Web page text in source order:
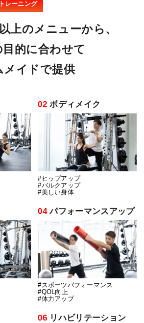
レーニング
上のメニューから、
目的に合わせて
メイドで提供
02ボディメイク
#ヒップアップ
#バルクアップ
#美しい身体
04パフォーマンスアップ
#スポーツパフォーマンス
#QOL向上
#体力アップ
06リハビリテーション